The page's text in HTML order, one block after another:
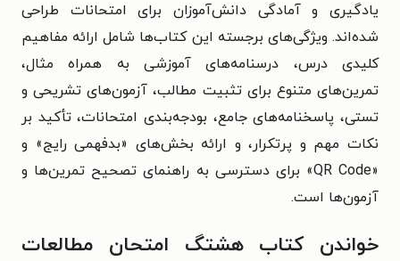
یادگیری و آمادگی دانش‌آموزان برای امتحانات طراحی
شده‌اند. ویژگی‌های برجسته این کتاب‌ها شامل ارائه مفاهیم
کلیدی درس، درسنامه‌های آموزشی به همراه مثال،
تمرین‌های متنوع برای تثبیت مطالب، آزمون‌های تشریحی و
تستی، پاسخنامه‌های جامع، بودجه‌بندی امتحانات، تأکید بر
نکات مهم و پرتکرار، و ارائه بخش‌های «بدفهمی رایج» و
«QR Code» برای دسترسی به راهنمای تصحیح تمرین‌ها و
آزمون‌ها است.
خواندن کتاب هشتگ امتحان مطالعات